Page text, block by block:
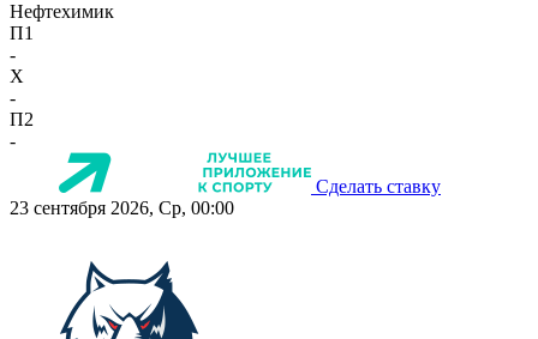
Нефтехимик
П1
-
X
-
П2
-
Сделать ставку
23 сентября 2026, Ср, 00:00